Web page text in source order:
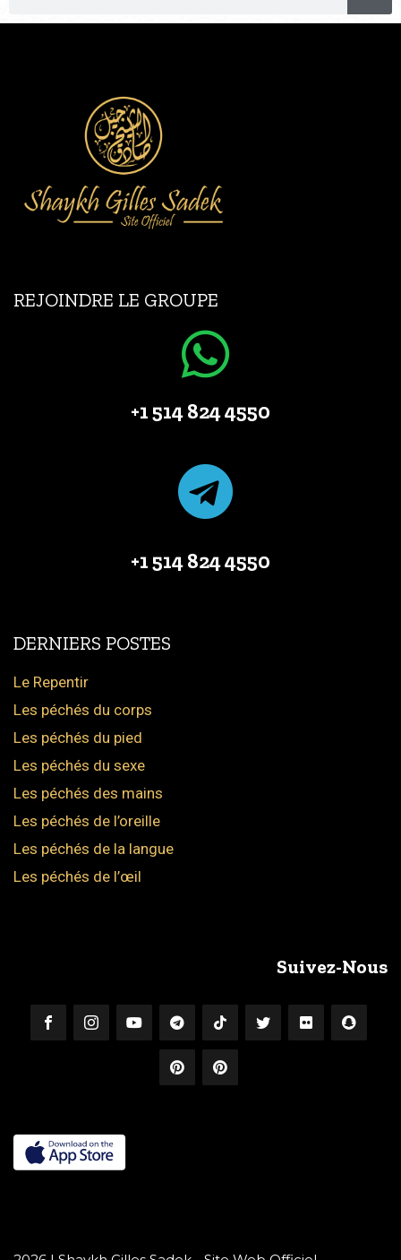
REJOINDRE LE GROUPE
+1 514 824 4550
+1 514 824 4550
DERNIERS POSTES
Le Repentir
Les péchés du corps
Les péchés du pied
Les péchés du sexe
Les péchés des mains
Les péchés de l’oreille
Les péchés de la langue
Les péchés de l’œil
Suivez-Nous